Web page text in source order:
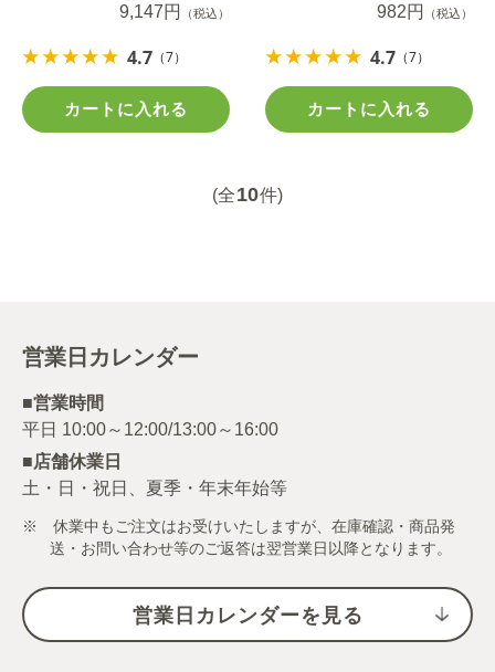
9,147円
（税込）
4.7 （7）
カートに入れる
982円
（税込）
4.7 （7）
カートに入れる
(全10件)
営業日カレンダー
■営業時間
■店舗休業日
土・日・祝日、夏季・年末年始等
※ 休業中もご注文はお受けいたしますが、在庫確認・商品発
送・お問い合わせ等のご返答は翌営業日以降となります。
営業日カレンダーを見る